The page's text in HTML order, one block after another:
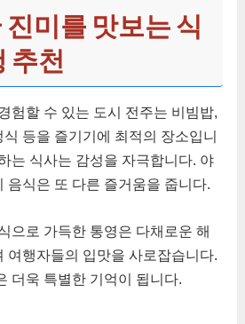
미를 맛보는 식
추천
험할 수 있는 도시 전주는 비빔밥,
등을 즐기기에 최적의 장소입니
는 식사는 감성을 자극합니다. 야
음식은 또 다른 즐거움을 줍니다.
으로 가득한 통영은 다채로운 해
여행자들의 입맛을 사로잡습니다.
더욱 특별한 기억이 됩니다.